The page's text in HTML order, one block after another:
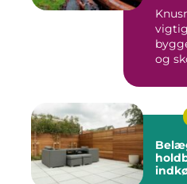
og